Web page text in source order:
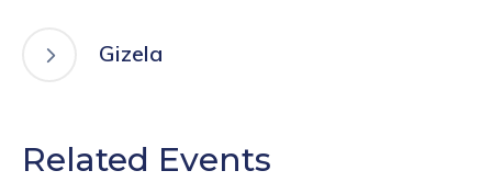
Gizela
Related Events